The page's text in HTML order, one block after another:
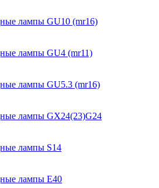
лампы GU10 (mr16)
лампы GU4 (mr11)
лампы GU5.3 (mr16)
лампы GX24(23)G24
лампы S14
лампы Е40